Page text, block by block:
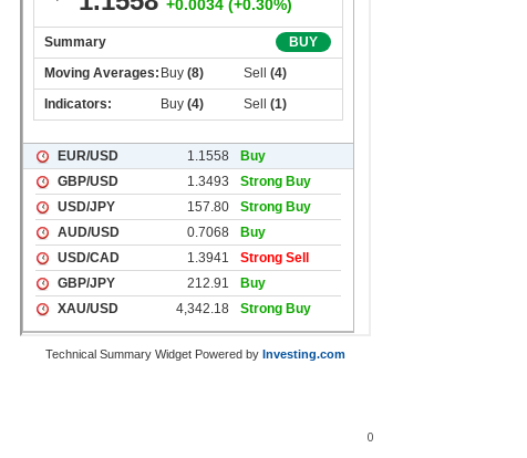
Technical Summary Widget Powered by Investing.com
0